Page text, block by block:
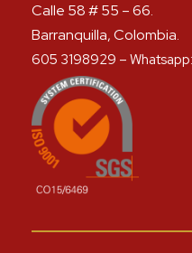
Calle 58 # 55 – 66.
Barranquilla, Colombia.
605 3198929 –